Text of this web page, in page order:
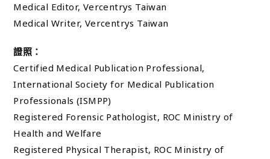
Medical Editor, Vercentrys Taiwan
Medical Writer, Vercentrys Taiwan
證照：
Certified Medical Publication Professional,
International Society for Medical Publication
Professionals (ISMPP)
Registered Forensic Pathologist, ROC Ministry of
Health and Welfare
Registered Physical Therapist, ROC Ministry of